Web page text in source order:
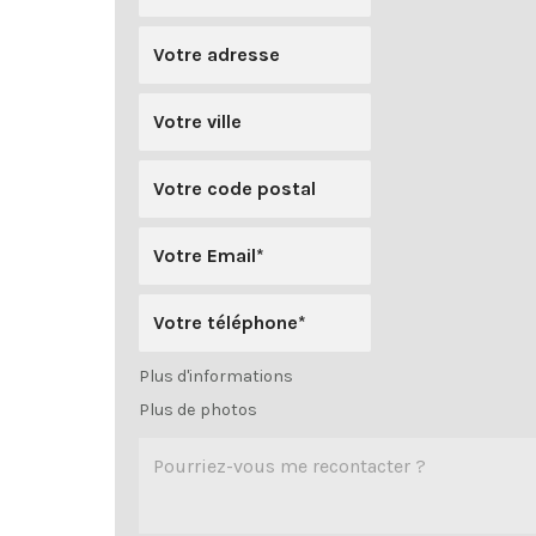
Plus d'informations
Plus de photos